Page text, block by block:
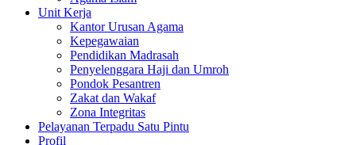
Unit Kerja
Kantor Urusan Agama
Kepegawaian
Pendidikan Madrasah
Penyelenggara Haji dan Umroh
Pondok Pesantren
Zakat dan Wakaf
Zona Integritas
Pelayanan Terpadu Satu Pintu
Profil